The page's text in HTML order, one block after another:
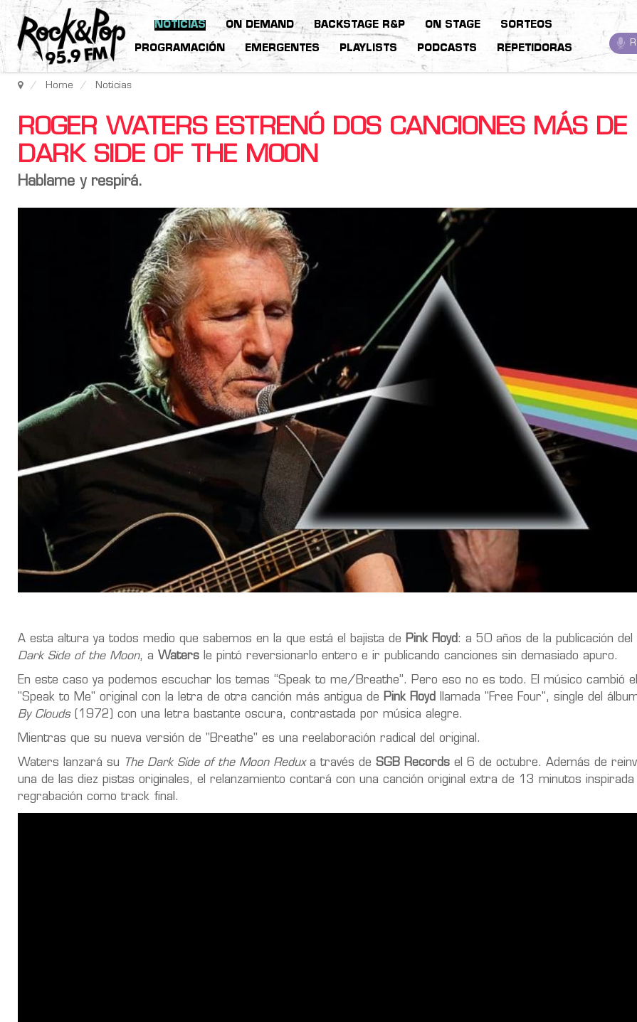
NOTICIAS ON DEMAND BACKSTAGE R&P ON STAGE SORTEOS
PROGRAMACIÓN EMERGENTES PLAYLISTS PODCASTS REPETIDORAS
Home Noticias
ROGER WATERS ESTRENÓ DOS CANCIONES MÁS DE
DARK SIDE OF THE MOON
Hablame y respirá.
A esta altura ya todos medio que sabemos en la que está el bajista de Pink Floyd: a 50 años de la publicación del
Dark Side of the Moon, a Waters le pintó reversionarlo entero e ir publicando canciones sin demasiado apuro.
En este caso ya podemos escuchar los temas “Speak to me/Breathe”. Pero eso no es todo. El músico cambió
"Speak to Me" original con la letra de otra canción más antigua de Pink Floyd llamada "Free Four", single del
By Clouds
(1972) con una letra bastante oscura, contrastada por música alegre.
Mientras que su nueva versión de "Breathe" es una reelaboración radical del original.
Waters lanzará su The Dark Side of the Moon Reduxa través de SGB Records el 6 de octubre. Además de
una de las diez pistas originales, el relanzamiento contará con una canción original extra de 13 minutos inspirada
regrabación como track final.